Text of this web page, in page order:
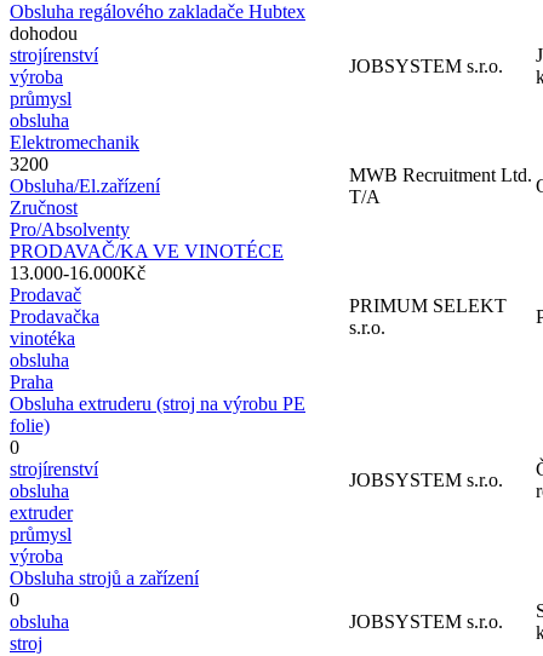
Obsluha regálového zakladače Hubtex
dohodou
strojírenství
výroba
průmysl
obsluha
JOBSYSTEM s.r.o.
Elektromechanik
3200
Obsluha/El.zařízení
Zručnost
Pro/Absolventy
MWB Recruitment Ltd.
T/A
PRODAVAČ/KA VE VINOTÉCE
13.000-16.000Kč
Prodavač
Prodavačka
vinotéka
obsluha
Praha
PRIMUM SELEKT
s.r.o.
Obsluha extruderu (stroj na výrobu PE
folie)
0
strojírenství
obsluha
extruder
průmysl
výroba
JOBSYSTEM s.r.o.
Obsluha strojů a zařízení
0
obsluha
stroj
JOBSYSTEM s.r.o.